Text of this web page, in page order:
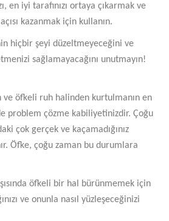
en iyi tarafınızı ortaya çıkarmak ve
kazanmak için kullanın.
hiçbir şeyi düzeltmeyeceğini ve
sağlamayacağını unutmayın!
ve öfkeli ruh halinden kurtulmanın en
problem çözme kabiliyetinizdir. Çoğu
çok gerçek ve kaçamadığınız
Öfke, çoğu zaman bu durumlara
öfkeli bir hal bürünmemek için
ve onunla nasıl yüzleşeceğinizi